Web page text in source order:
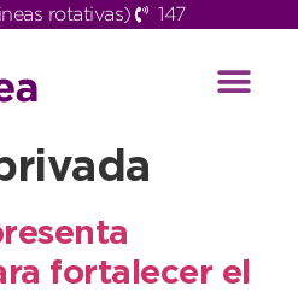
rotativas) 147
fortalecer el